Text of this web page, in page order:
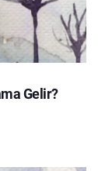
Gelir?